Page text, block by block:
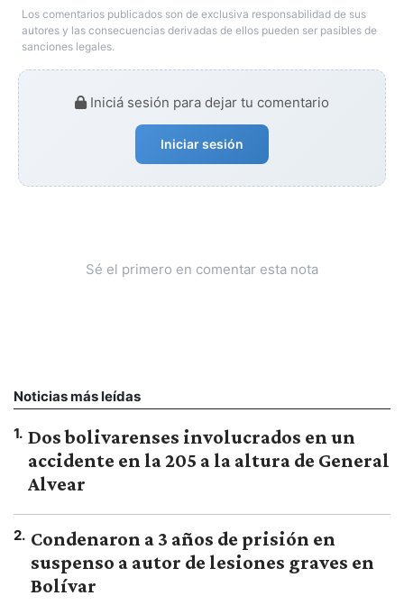
Los comentarios publicados son de exclusiva responsabilidad de sus
autores y las consecuencias derivadas de ellos pueden ser pasibles de
sanciones legales.
Iniciá sesión para dejar tu comentario
Iniciar sesión
Sé el primero en comentar esta nota
Noticias más leídas
1. Dos bolivarenses involucrados en un
accidente en la 205 a la altura de General
Alvear
2. Condenaron a 3 años de prisión en
suspenso a autor de lesiones graves en
Bolívar